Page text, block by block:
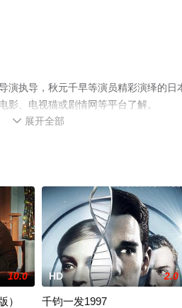
演执导，秋元千早等演员精彩演绎的
、电视猫或剧情网等平台了解。
 展开全部
10.0
）
HD 2.0
千钧一发1997